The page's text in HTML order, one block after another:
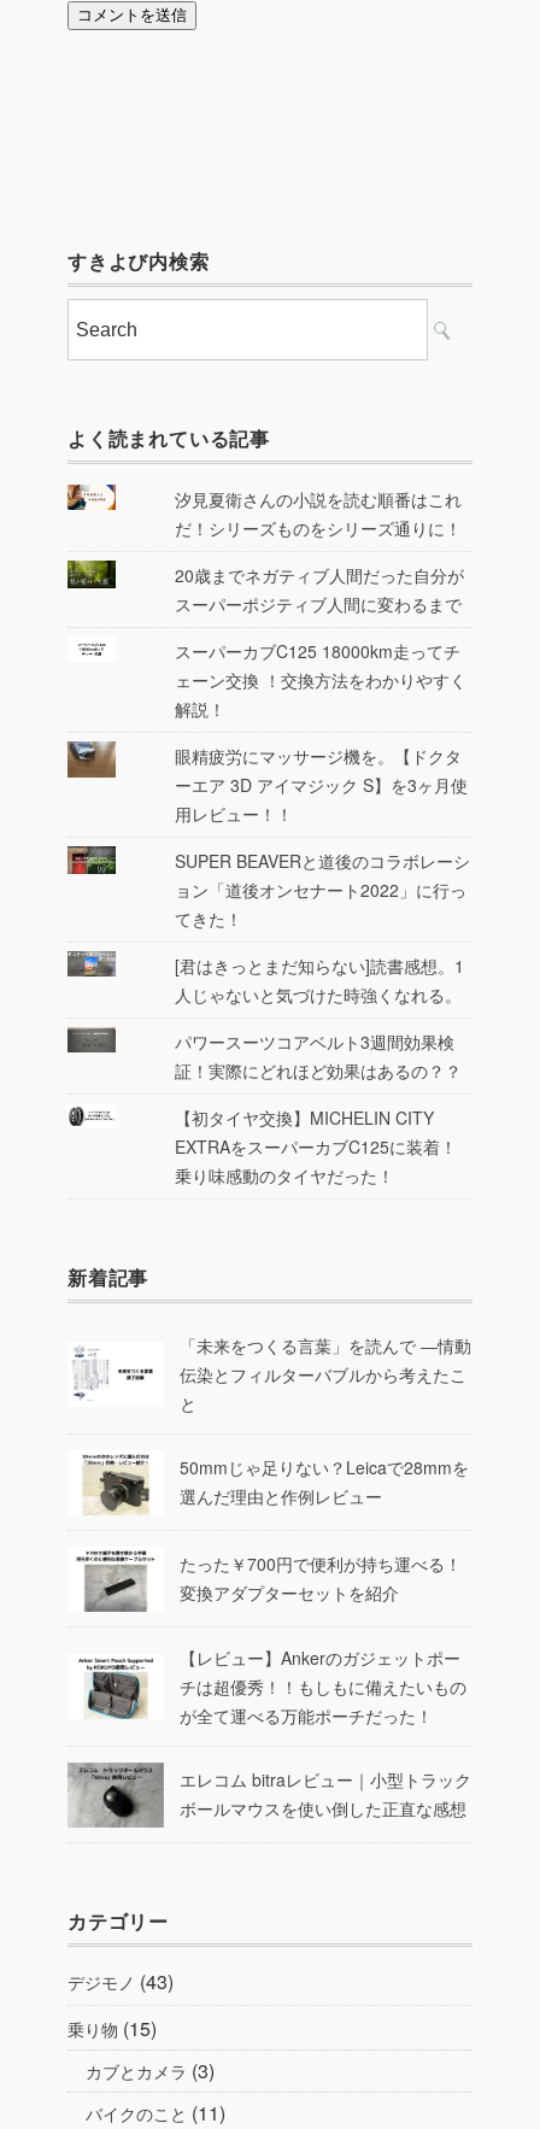
すきよび内検索
よく読まれている記事
汐見夏衛さんの小説を読む順番はこれ
だ！シリーズものをシリーズ通りに！
20歳までネガティブ人間だった自分が
スーパーポジティブ人間に変わるまで
スーパーカブC125 18000km走ってチ
ェーン交換 ！交換方法をわかりやすく
解説！
眼精疲労にマッサージ機を。【ドクタ
ーエア 3D アイマジック S】を3ヶ月使
用レビュー！！
SUPER BEAVERと道後のコラボレーシ
ョン「道後オンセナート2022」に行っ
てきた！
[君はきっとまだ知らない]読書感想。1
人じゃないと気づけた時強くなれる。
パワースーツコアベルト3週間効果検
証！実際にどれほど効果はあるの？？
【初タイヤ交換】MICHELIN CITY
EXTRAをスーパーカブC125に装着！
乗り味感動のタイヤだった！
新着記事
「未来をつくる言葉」を読んで ―情動
伝染とフィルターバブルから考えたこ
と
50mmじゃ足りない？Leicaで28mmを
選んだ理由と作例レビュー
たった￥700円で便利が持ち運べる！
変換アダプターセットを紹介
【レビュー】Ankerのガジェットポー
チは超優秀！！もしもに備えたいもの
が全て運べる万能ポーチだった！
エレコム bitraレビュー｜小型トラック
ボールマウスを使い倒した正直な感想
カテゴリー
デジモノ (43)
乗り物 (15)
カブとカメラ (3)
バイクのこと (11)